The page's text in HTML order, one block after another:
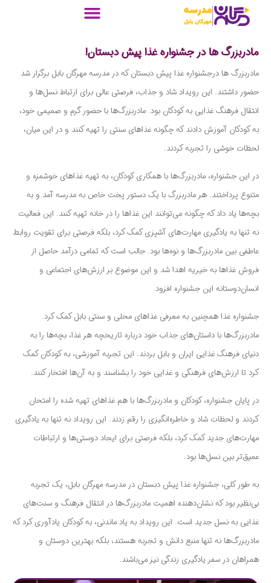
مادربزرگ ها در جشنواره غذا پیش دبستان!
مادربزرگ‌ ها درجشنواره غذا پیش دبستان که در مدرسه مهرگان بابل برگزار شد
حضور داشتند. این رویداد شاد و جذاب، فرصتی عالی برای ارتباط نسل‌ها و
انتقال فرهنگ غذایی به کودکان بود. مادربزرگ‌ها با حضور گرم و صمیمی خود،
به کودکان آموزش دادند که چگونه غذاهای سنتی را تهیه کنند و در این میان،
لحظات خوشی را تجربه کردند.
در این جشنواره، مادربزرگ‌ها با همکاری کودکان، به تهیه غذاهای خوشمزه و
متنوع پرداختند. هر مادربزرگ با یک دستور پخت خاص به مدرسه آمد و به
بچه‌ها یاد داد که چگونه می‌توانند این غذاها را در خانه تهیه کنند. این فعالیت
نه تنها به یادگیری مهارت‌های آشپزی کمک کرد، بلکه فرصتی برای تقویت روابط
عاطفی بین مادربزرگ‌ها و نوه‌ها بود. جالب است که تمامی درآمد حاصل از
فروش غذاها به خیریه اهدا شد و این موضوع بر ارزش‌های اجتماعی و
انسان‌دوستانه این جشنواره افزود.
جشنواره غذا همچنین به معرفی غذاهای محلی و سنتی بابل کمک کرد.
مادربزرگ‌ها با داستان‌های جذاب خود درباره تاریخچه هر غذا، بچه‌ها را به
دنیای فرهنگ غذایی ایران و بابل بردند. این تجربه آموزشی، به کودکان کمک
کرد تا ارزش‌های فرهنگی و غذایی خود را بشناسند و به آن‌ها افتخار کنند.
در پایان جشنواره، کودکان و مادربزرگ‌ها با هم غذاهای تهیه شده را امتحان
کردند و لحظات شاد و خاطره‌انگیزی را رقم زدند. این رویداد نه تنها به یادگیری
مهارت‌های جدید کمک کرد، بلکه فرصتی برای ایجاد دوستی‌ها و ارتباطات
عمیق‌تر بین نسل‌ها بود.
به طور کلی، جشنواره غذا پیش دبستان در مدرسه مهرگان بابل، یک تجربه
بی‌نظیر بود که نشان‌دهنده اهمیت مادربزرگ‌ها در انتقال فرهنگ و سنت‌های
غذایی به نسل جدید است. این رویداد به یاد ماندنی، به کودکان یادآوری کرد که
مادربزرگ‌ها نه تنها منبع دانش و تجربه هستند، بلکه بهترین دوستان و
همراهان در سفر یادگیری زندگی نیز می‌باشند.